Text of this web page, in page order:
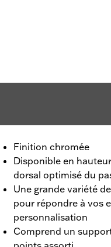
Finition chromée
Disponible en
dorsal optimisé du
Une grande variété
pour répondre à vos
personnalisation
Comprend un